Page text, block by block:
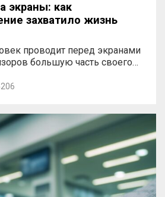
экраны: как
захватило жизнь
проводит перед экранами
большую часть своего…